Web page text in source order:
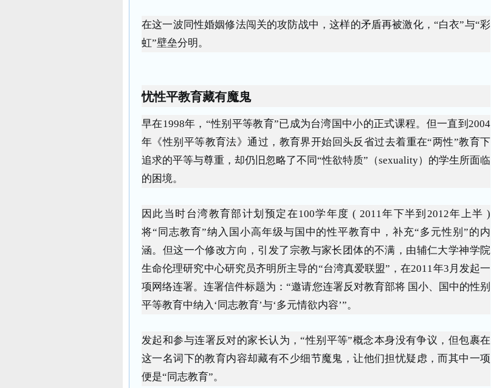
在这一波同性婚姻修法闯关的攻防战中，这样的矛盾再被激化，“白衣”与“彩
虹”壁垒分明。
忧性平教育藏有魔鬼
早在1998年，“性别平等教育”已成为台湾国中小的正式课程。但一直到2004
年《性别平等教育法》通过，教育界开始回头反省过去着重在“两性”教育下
追求的平等与尊重，却仍旧忽略了不同“性欲特质”（sexuality）的学生所面临
的困境。
因此当时台湾教育部计划预定在100学年度 ( 2011年下半到2012年上半 )
将“同志教育”纳入国小高年级与国中的性平教育中，补充“多元性别”的内
涵。但这一个修改方向，引发了宗教与家长团体的不满，由辅仁大学神学院
生命伦理研究中心研究员齐明所主导的“台湾真爱联盟”，在2011年3月发起一
项网络连署。连署信件标题为：“邀请您连署反对教育部将 国小、国中的性别
平等教育中纳入‘同志教育’与‘多元情欲内容’”。
发起和参与连署反对的家长认为，“性别平等”概念本身没有争议，但包裹在
这一名词下的教育内容却藏有不少细节魔鬼，让他们担忧疑虑，而其中一项
便是“同志教育”。